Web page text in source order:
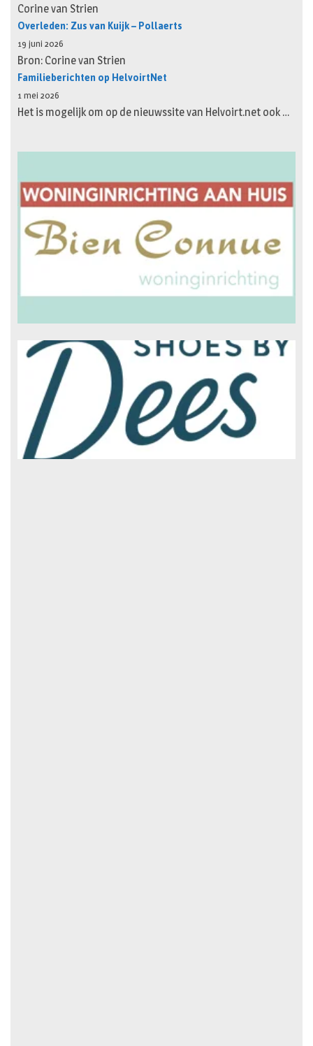
Corine van Strien
Overleden: Zus van Kuijk – Pollaerts
19 juni 2026
Bron: Corine van Strien
Familieberichten op HelvoirtNet
1 mei 2026
Het is mogelijk om op de nieuwssite van Helvoirt.net ook …